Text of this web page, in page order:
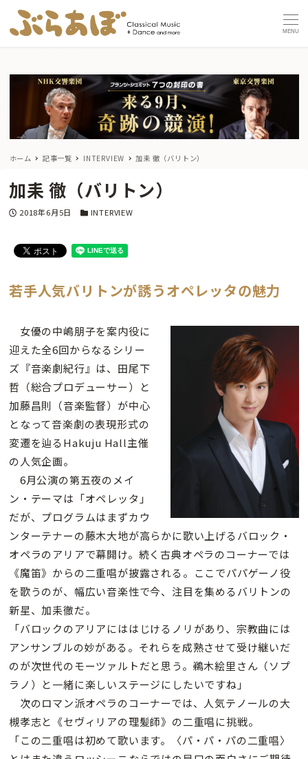
MENU
ホーム 記事一覧 INTERVIEW 加耒 徹（バリトン）
加耒 徹（バリトン）
投稿日
2018年6月5日 カテゴリー
INTERVIEW
若手人気バリトンが誘うオペレッタの魅力
女優の中嶋朋子を案内役に
迎えた全6回からなるシリー
ズ『音楽劇紀行』は、田尾下
哲（総合プロデューサー）と
加藤昌則（音楽監督）が中心
となって音楽劇の表現形式の
変遷を辿るHakuju Hall主催
の人気企画。
6月公演の第五夜のメイ
ン・テーマは「オペレッタ」
だが、プログラムはまずカウ
ンターテナーの藤木大地が高らかに歌い上げるバロック・
オペラのアリアで幕開け。続く古典オペラのコーナーでは
《魔笛》からの二重唱が披露される。ここでパパゲーノ役
を歌うのが、幅広い音楽性で今、注目を集めるバリトンの
新星、加耒徹だ。
「バロックのアリアにははじけるノリがあり、宗教曲には
アンサンブルの妙がある。それらを成熟させて受け継いだ
のが次世代のモーツァルトだと思う。鵜木絵里さん（ソプ
ラノ）と一緒に楽しいステージにしたいですね」
次のロマン派オペラのコーナーでは、人気テノールの大
槻孝志と《セヴィリアの理髪師》の二重唱に挑戦。
「この二重唱は初めて歌います。〈パ・パ・パの二重唱〉